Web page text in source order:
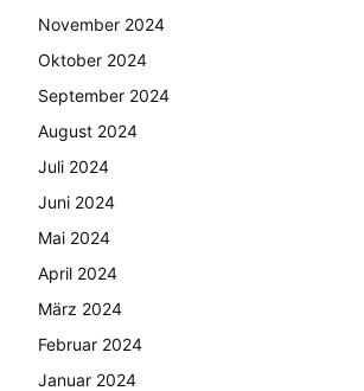
November 2024
Oktober 2024
September 2024
August 2024
Juli 2024
Juni 2024
Mai 2024
April 2024
März 2024
Februar 2024
Januar 2024